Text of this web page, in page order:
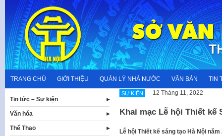
content
TRANG CHỦ GIỚI THIỆU QUẢN LÝ NHÀ NƯỚC VĂN BẢN TIN
SỰ KIỆN 12 Tháng 11, 2022
Khai mạc Lễ hội Thiết kế
Lễ hội Thiết kế sáng tạo Hà Nội
Tin tức – Sự kiện
Văn hóa
Thể Thao